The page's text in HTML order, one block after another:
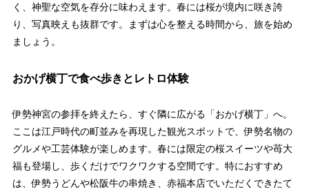
く、神聖な空気を存分に味わえます。春には桜が境内に咲き誇
り、写真映えも抜群です。まずは心を整える時間から、旅を始め
ましょう。
おかげ横丁で食べ歩きとレトロ体験
伊勢神宮の参拝を終えたら、すぐ隣に広がる「おかげ横丁」へ。
ここは江戸時代の町並みを再現した観光スポットで、伊勢名物の
グルメや工芸体験が楽しめます。春には限定の桜スイーツや苺大
福も登場し、歩くだけでワクワクする空間です。特におすすめ
は、伊勢うどんや松阪牛の串焼き、赤福本店でいただくできたて